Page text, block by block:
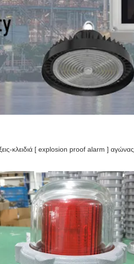
κλειδιά [ explosion proof alarm ] αγώνας